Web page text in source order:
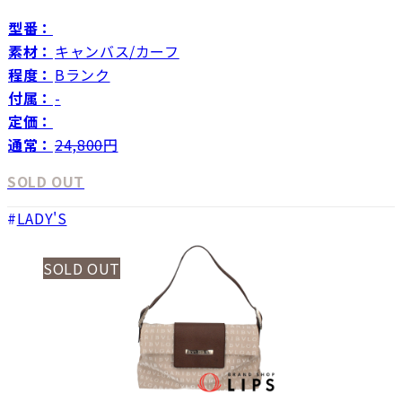
型番：
素材： キャンバス/カーフ
程度： Bランク
付属： -
定価：
通常： 24,800円
SOLD OUT
LADY'S
SOLD OUT